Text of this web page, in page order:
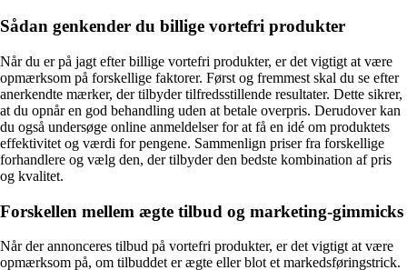
Sådan genkender du billige vortefri produkter
Når du er på jagt efter billige vortefri produkter, er det vigtigt at være
opmærksom på forskellige faktorer. Først og fremmest skal du se efter
anerkendte mærker, der tilbyder tilfredsstillende resultater. Dette sikrer,
at du opnår en god behandling uden at betale overpris. Derudover kan
du også undersøge online anmeldelser for at få en idé om produktets
effektivitet og værdi for pengene. Sammenlign priser fra forskellige
forhandlere og vælg den, der tilbyder den bedste kombination af pris
og kvalitet.
Forskellen mellem ægte tilbud og marketing-gimmicks
Når der annonceres tilbud på vortefri produkter, er det vigtigt at være
opmærksom på, om tilbuddet er ægte eller blot et markedsføringstrick.